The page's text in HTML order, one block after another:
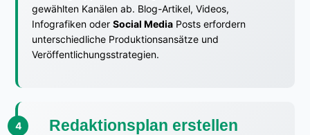
gewählten Kanälen ab. Blog-Artikel, Videos,
Infografiken oderSocial Media Posts erfordern
unterschiedliche Produktionsansätze und
Veröffentlichungsstrategien.
Redaktionsplan erstellen